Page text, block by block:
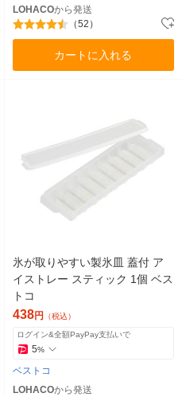
LOHACOから発送
（52）
カートに入れる
氷が取りやすい製氷皿 蓋付 ア
イストレー スティック 1個 ベス
トコ
438円 （税込）
ログイン&全額PayPay支払いで
5%
ベストコ
LOHACOから発送